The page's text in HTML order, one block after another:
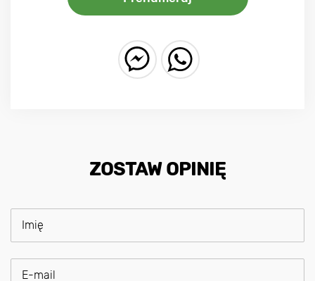
ZOSTAW OPINIĘ